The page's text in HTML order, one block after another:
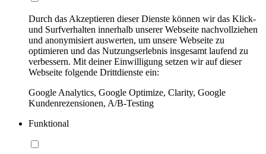
Durch das Akzeptieren dieser Dienste können wir das Klick-
und Surfverhalten innerhalb unserer Webseite nachvollziehen
und anonymisiert auswerten, um unsere Webseite zu
optimieren und das Nutzungserlebnis insgesamt laufend zu
verbessern. Mit deiner Einwilligung setzen wir auf dieser
Webseite folgende Drittdienste ein:
Google Analytics, Google Optimize, Clarity, Google
Kundenrezensionen, A/B-Testing
Funktional